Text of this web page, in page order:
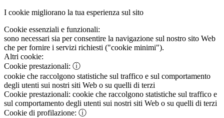
I cookie migliorano la tua esperienza sul sito
Cookie essenziali e funzionali:
sono necessari sia per consentire la navigazione sul nostro sito Web
che per fornire i servizi richiesti ("cookie minimi").
Altri cookie:
Cookie prestazionali: ⓘ
cookie che raccolgono statistiche sul traffico e sul comportamento
degli utenti sui nostri siti Web o su quelli di terzi
Cookie prestazionali: cookie che raccolgono statistiche sul traffico e
sul comportamento degli utenti sui nostri siti Web o su quelli di terzi
Cookie di profilazione: ⓘ